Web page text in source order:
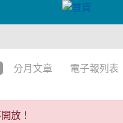
分月文章 電子報列表
不開放！
放！